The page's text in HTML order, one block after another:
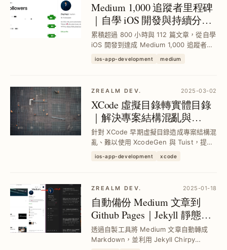
Medium 1,000 追蹤者里程碑
｜自學 iOS 開發與持續分享
經驗的成長歷程
累積超過 800 小時與 112 篇文章，從自學
iOS 開發到達成 Medium 1,000 追蹤者，
開發者突破學習瓶頸，實現穩定成長與影
ios-app-development medium
ZREALM DEV. 2025-03-02
XCode 虛擬目錄轉實體目錄
｜解決專案結構混亂與
XcodeGen、Tuist 整合痛點
針對 XCode 早期虛擬目錄造成專案結構混
亂、難以使用 XcodeGen 與 Tuist，提供
擬目錄為實體目錄，降低合併衝突風險，
ios-app-development xcode
ZREALM DEV. 2025-01-18
自動備份 Medium 文章到
Github Pages｜Jekyll 靜態備
份與部署全攻略
透過自製工具將 Medium 文章自動轉成
Markdown，並利用 Jekyll Chirpy